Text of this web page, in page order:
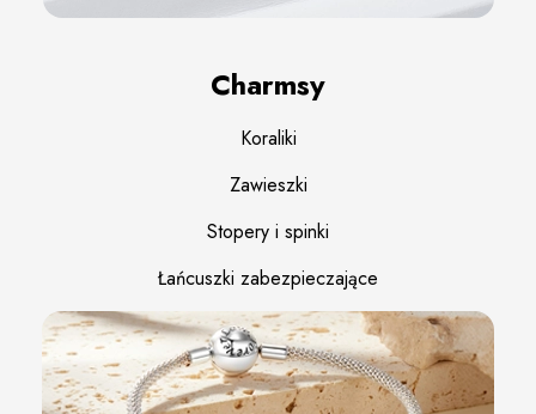
Charmsy
Koraliki
Zawieszki
Stopery i spinki
Łańcuszki zabezpieczające